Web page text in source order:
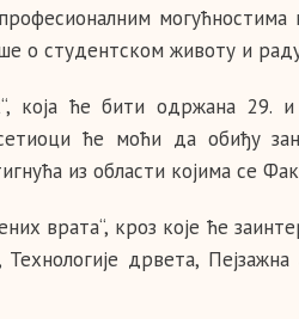
могућностима
о студентском животу и
која ће бити одржана 29.
ће моћи да обиђу
из области којима се
врата“, кроз које ће
дрвета,